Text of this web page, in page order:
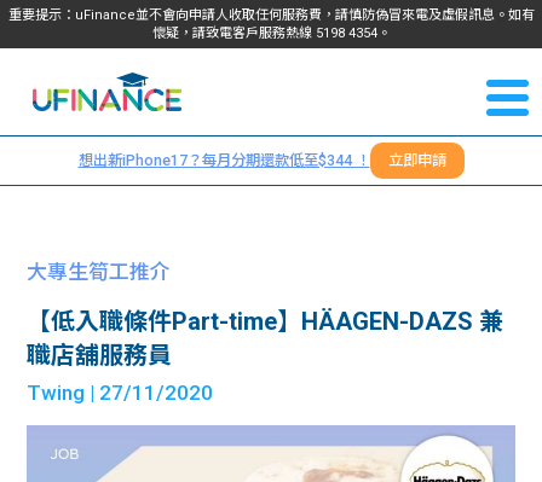
重要提示：uFinance並不會向申請人收取任何服務費，請慎防偽冒來電及虛假訊息。如有
懷疑，請致電客戶服務熱線 5198 4354。
我們
服務
貸款
資訊
們
＋
想出新iPhone17？每月分期還款低至$344 ！ 立即申請
大專生筍工推介
【低入職條件Part-time】HÄAGEN-DAZS 兼
職店舖服務員
Twing | 27/11/2020